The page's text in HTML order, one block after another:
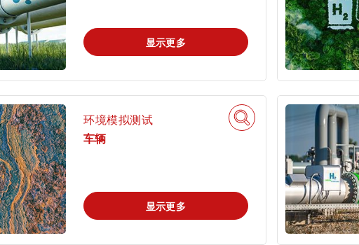
显示更多
环境模拟测试
车辆
显示更多
登录tami 登录tami